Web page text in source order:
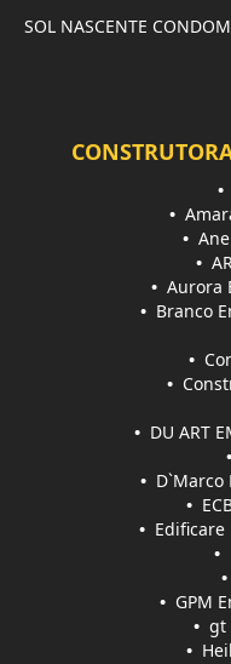
SOL NASCENTE
•
•
•
•
• Aurora
• Branco
•
•
• DU ART
•
• D`Marco
•
• Edificare
•
•
• GPM
• gt
•